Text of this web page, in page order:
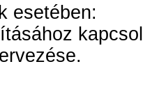
esetében: